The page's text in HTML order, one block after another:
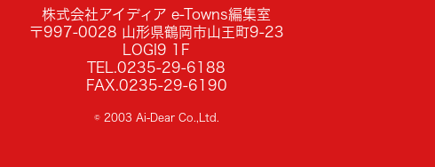
株式会社アイディア e-Towns編集室
〒997-0028 山形県鶴岡市山王町9-23
LOGI9 1F
TEL.0235-29-6188
FAX.0235-29-6190
© 2003 Ai-Dear Co.,Ltd.